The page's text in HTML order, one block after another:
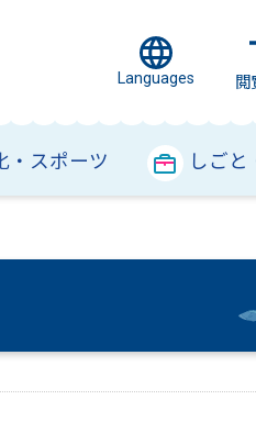
Languages 閲
・スポーツ しごと